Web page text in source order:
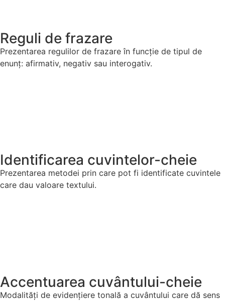
Reguli de frazare
Prezentarea regulilor de frazare în funcție de tipul de
enunț: afirmativ, negativ sau interogativ.
Identificarea cuvintelor-cheie
Prezentarea metodei prin care pot fi identificate cuvintele
care dau valoare textului.
Accentuarea cuvântului-cheie
Modalități de evidențiere tonală a cuvântului care dă sens